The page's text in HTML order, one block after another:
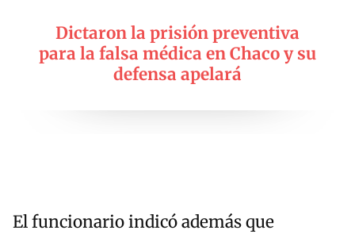
Dictaron la prisión preventiva
para la falsa médica en Chaco y su
defensa apelará
El funcionario indicó además que